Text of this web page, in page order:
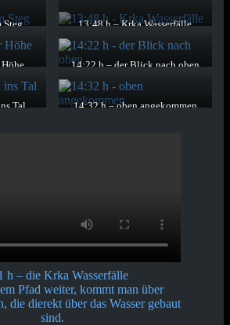
Steg
13:48 h – Krka Wasserfälle
Teil des vor den Wasserfällen
abgesperrten Bereichs für alle
möchten.
14:22 h – der Blick nach oben
Wasserfällen zeigt, dass sie aus
vielen Stufen bestehen. Gezählt
Tal
14:32 h – oben angekommen
h – die Krka Wasserfälle
Pfad weiter, kommt man über
die dierekt über das Wasser gebaut
sind.